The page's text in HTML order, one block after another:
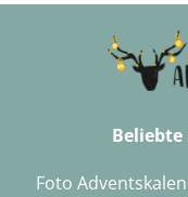
Beliebte
Foto